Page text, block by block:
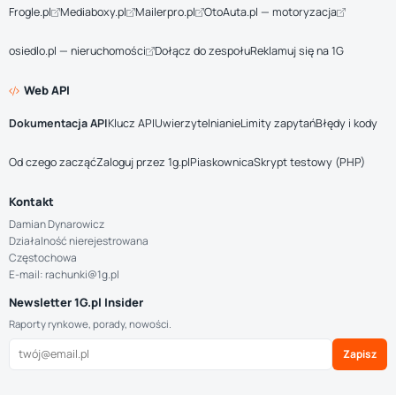
Frogle.pl Mediaboxy.pl Mailerpro.pl OtoAuta.pl — motoryzacja
osiedlo.pl — nieruchomości Dołącz do zespołuReklamuj się na 1G
Web API
Dokumentacja APIKlucz APIUwierzytelnianieLimity zapytańBłędy i kody
Od czego zacząćZaloguj przez 1g.plPiaskownicaSkrypt testowy (PHP)
Kontakt
Damian Dynarowicz
Działalność nierejestrowana
Częstochowa
E-mail: rachunki@1g.pl
Newsletter 1G.pl Insider
Raporty rynkowe, porady, nowości.
Zapisz